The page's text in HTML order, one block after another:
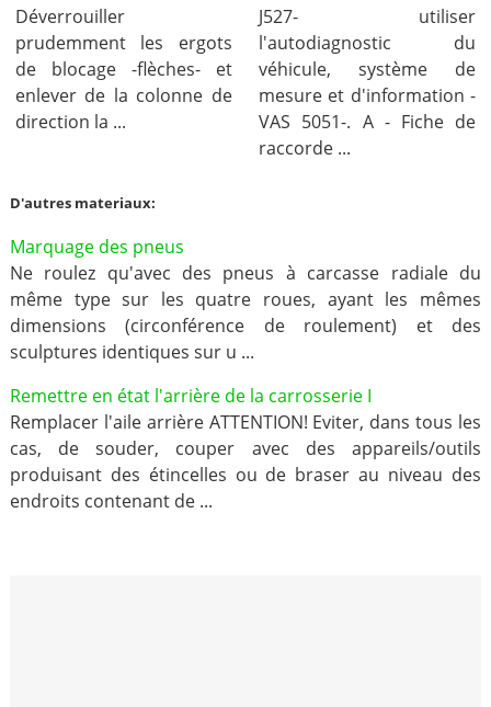
Déverrouiller
prudemment les ergots
de blocage -flèches- et
enlever de la colonne de
direction la ...
J527- utiliser
l'autodiagnostic du
véhicule, système de
mesure et d'information -
VAS 5051-. A - Fiche de
raccorde ...
D'autres materiaux:
Marquage des pneus
Ne roulez qu'avec des pneus à carcasse radiale du
même type sur les quatre roues, ayant les mêmes
dimensions (circonférence de roulement) et des
sculptures identiques sur u ...
Remettre en état l'arrière de la carrosserie I
Remplacer l'aile arrière ATTENTION! Eviter, dans tous les
cas, de souder, couper avec des appareils/outils
produisant des étincelles ou de braser au niveau des
endroits contenant de ...